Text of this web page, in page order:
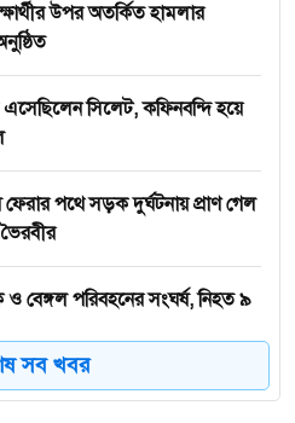
উপর অতর্কিত হামলার
সিলেট, কফিনবন্দি হয়ে
ফেরার পথে সড়ক দুর্ঘটনায় প্রাণ গেল
বেঙ্গল পরিবহনের সংঘর্ষ, নিহত ৯
যুক্ত হলো ‘বিকাশ
সব খবর